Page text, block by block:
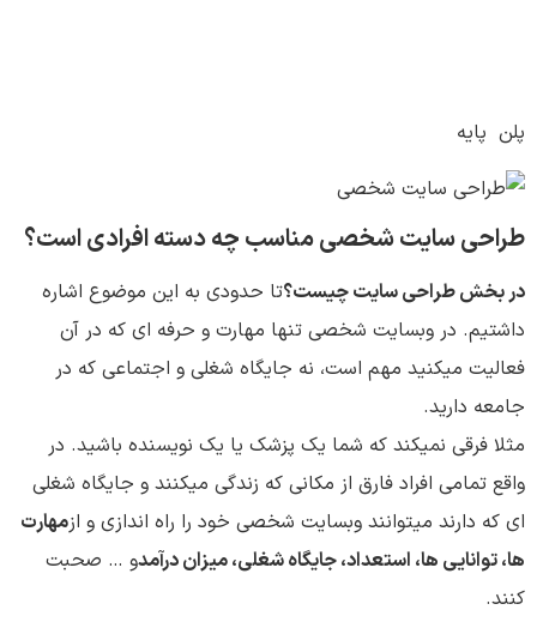
پلن پایه
طراحی سایت شخصی مناسب چه دسته افرادی است؟
در بخش طراحی سایت چیست؟تا حدودی به این موضوع اشاره
داشتیم. در وبسایت شخصی تنها مهارت و حرفه ای که در آن
فعالیت میکنید مهم است، نه جایگاه شغلی و اجتماعی که در
جامعه دارید.
مثلا فرقی نمیکند که شما یک پزشک یا یک نویسنده باشید. در
واقع تمامی افراد فارق از مکانی که زندگی میکنند و جایگاه شغلی
ای که دارند میتوانند وبسایت شخصی خود را راه اندازی و ازمهارت
ها، توانایی ها، استعداد، جایگاه شغلی، میزان درآمدو … صحبت
کنند.